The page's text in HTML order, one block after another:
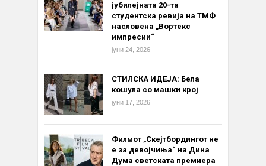
јубилејната 20-та
студентска ревија на ТМФ
насловена „Вортекс
импресии“
јуни 24, 2026
СТИЛСКА ИДЕЈА: Бела
кошула со машки крој
јуни 17, 2026
Филмот „Скејтбордингот не
е за девојчиња“ на Дина
Дума светската премиера